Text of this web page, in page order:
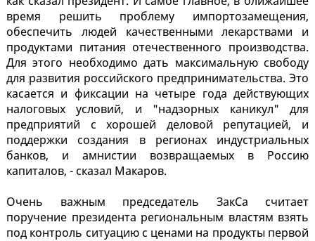
время решить проблему импортозамещения,
обеспечить людей качественными лекарствами и
продуктами питания отечественного производства.
Для этого необходимо дать максимальную свободу
для развития российского предпринимательства. Это
касается и фиксации на четыре года действующих
налоговых условий, и "надзорных каникул" для
предприятий с хорошей деловой репутацией, и
поддержки создания в регионах индустриальных
банков, и амнистии возвращаемых в Россию
капиталов, - сказал Макаров.
Очень важным председатель ЗакСа считает
поручение президента региональным властям взять
под контроль ситуацию с ценами на продукты первой